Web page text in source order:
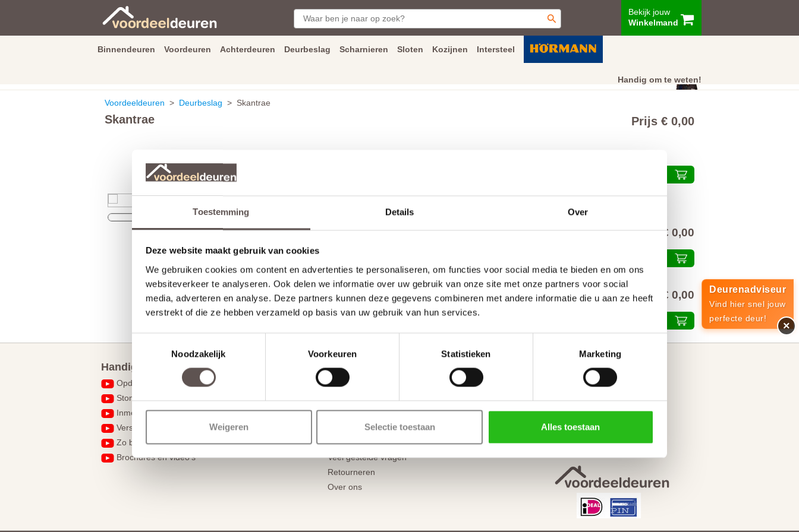
Toestemming Details Over
Deze website maakt gebruik van cookies
We gebruiken cookies om content en advertenties te personaliseren, om functies voor social media te bieden en om ons
websiteverkeer te analyseren. Ook delen we informatie over uw gebruik van onze site met onze partners voor social
media, adverteren en analyse. Deze partners kunnen deze gegevens combineren met andere informatie die u aan ze heeft
verstrekt of die ze hebben verzameld op basis van uw gebruik van hun services.
Noodzakelijk
Voorkeuren Statistieken Marketing
Weigeren Selectie toestaan Alles toestaan
Bekijk jouw
Winkelmand
Binnendeuren Voordeuren Achterdeuren Deurbeslag Scharnieren Sloten Kozijnen Intersteel
Handig om te weten!
Klantenservice
Voordeeldeuren > Deurbeslag > Skantrae
Prijs € 0,00
Skantrae
Totaalprijs inclusief 21% BTW € 0,00
Totaalprijs inclusief 21% BTW € 0,00
Handig om te weten
Opdekdeuren opmeten
Stompe deuren hebben geen draairichting
Inmeten en montage
Verschil tussen een slotgat en krukgat
Zo bestel je een complete deur
Brochures en video's
Ons team staat klaar om te helpen
Klantenservice
Bezorgen of afhalen
Betaalmogelijkheden
Inmeet- en montageservice
Veel gestelde vragen
Retourneren
Over ons
Kijk voor inspiratie op
Facebook
YouTube
Pinterest
Fotoactie
Deurenadviseur
Vind hier snel jouw
perfecte deur!
×